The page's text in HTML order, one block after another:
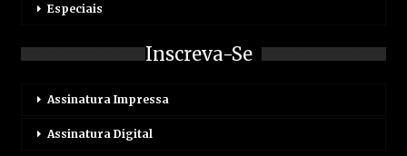
Especiais
Inscreva-Se
Assinatura Impressa
Assinatura Digital